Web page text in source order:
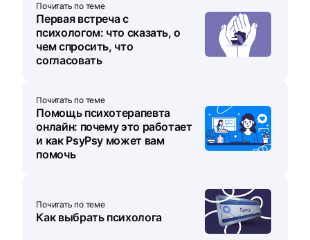
Почитать по теме
Первая встреча с
психологом: что сказать, о
чем спросить, что
согласовать
Почитать по теме
Помощь психотерапевта
онлайн: почему это работает
и как PsyPsy может вам
помочь
Почитать по теме
Как выбрать психолога